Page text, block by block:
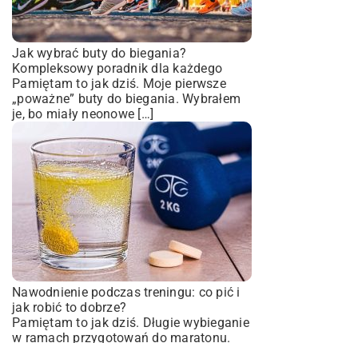
Jak wybrać buty do biegania?
Kompleksowy poradnik dla każdego
Pamiętam to jak dziś. Moje pierwsze
„poważne” buty do biegania. Wybrałem
je, bo miały neonowe […]
Nawodnienie podczas treningu: co pić i
jak robić to dobrze?
Pamiętam to jak dziś. Długie wybieganie
w ramach przygotowań do maratonu.